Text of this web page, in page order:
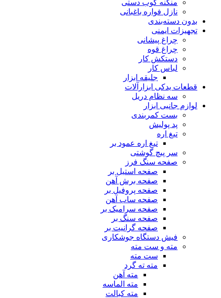
منگنه کوب دستی
نازل فواره باغبانی
بدون دسته‌بندی
تجهیزات ایمنی
چراغ پیشانی
چراغ قوه
دستکش کار
لباس کار
جلیقه ابزار
قطعات یدکی ابزارآلات
سه نظام دریل
لوازم جانبی ابزار
بست کمربندی
پد پولیش
تیغ اره
تیغ اره عمود بر
سر پیچ گوشتی
صفحه سنگ فرز
صفحه استیل بر
صفحه برش آهن
صفحه پروفیل بر
صفحه ساب آهن
صفحه سرامیک بر
صفحه سنگ بر
صفحه گرانیت بر
فیش دستگاه جوشکاری
مته و ست مته
ست مته
مته ته گرد
مته آهن
مته الماسه
مته کبالت